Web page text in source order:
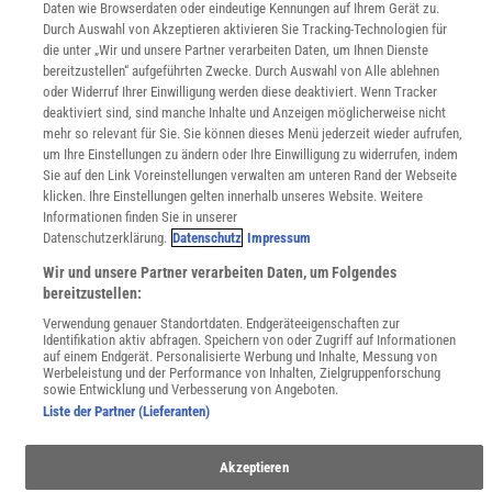
Für Spektrum schreiben
Zugänglichkeitserklärung
WEBSEITEN
KielSCN
Wissenschaft in die Schulen
SciLogs
Uns finden Sie auch hier:
Daten wie Browserdaten oder eindeutige Kennungen auf Ihrem Gerät zu.
Durch Auswahl von Akzeptieren aktivieren Sie Tracking-Technologien für
die unter „Wir und unsere Partner verarbeiten Daten, um Ihnen Dienste
bereitzustellen“ aufgeführten Zwecke. Durch Auswahl von Alle ablehnen
oder Widerruf Ihrer Einwilligung werden diese deaktiviert. Wenn Tracker
deaktiviert sind, sind manche Inhalte und Anzeigen möglicherweise nicht
mehr so relevant für Sie. Sie können dieses Menü jederzeit wieder aufrufen,
um Ihre Einstellungen zu ändern oder Ihre Einwilligung zu widerrufen, indem
Sie auf den Link Voreinstellungen verwalten am unteren Rand der Webseite
klicken. Ihre Einstellungen gelten innerhalb unseres Website. Weitere
Informationen finden Sie in unserer
Datenschutzerklärung. Datenschutz Impressum
Wir und unsere Partner verarbeiten Daten, um Folgendes
bereitzustellen:
Verwendung genauer Standortdaten. Endgeräteeigenschaften zur
Identifikation aktiv abfragen. Speichern von oder Zugriff auf Informationen
auf einem Endgerät. Personalisierte Werbung und Inhalte, Messung von
Werbeleistung und der Performance von Inhalten, Zielgruppenforschung
sowie Entwicklung und Verbesserung von Angeboten.
Liste der Partner (Lieferanten)
Akzeptieren